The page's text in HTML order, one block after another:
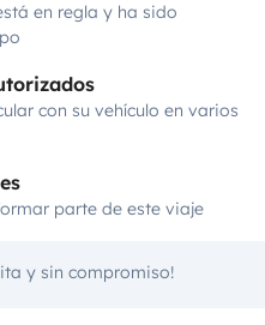
en regla y ha sido
con su vehículo en varios
parte de este viaje
y sin compromiso!